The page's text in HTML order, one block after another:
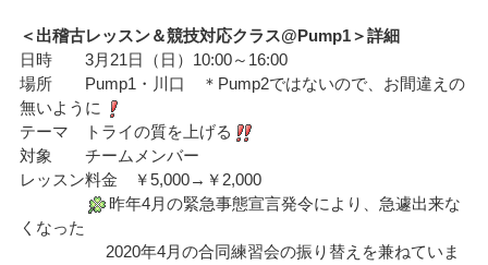
＜出稽古レッスン＆競技対応クラス@Pump1＞詳細
日時 3月21日（日）10:00～16:00
場所 Pump1・川口 ＊Pump2ではないので、お間違えの
無いように
テーマ トライの質を上げる
対象 チームメンバー
レッスン料金 ￥5,000→￥2,000
昨年4月の緊急事態宣言発令により、急遽出来な
くなった
2020年4月の合同練習会の振り替えを兼ねていま